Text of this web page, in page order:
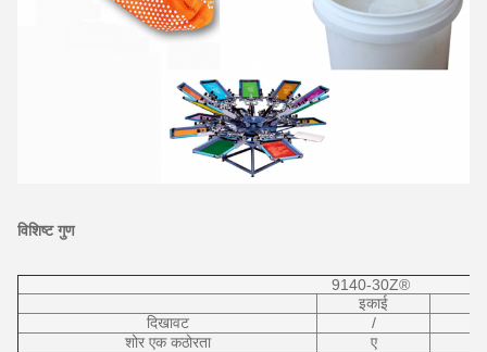
विशिष्ट गुण
9140-30Z®
इकाई
दिखावट
/
शोर एक कठोरता
ए